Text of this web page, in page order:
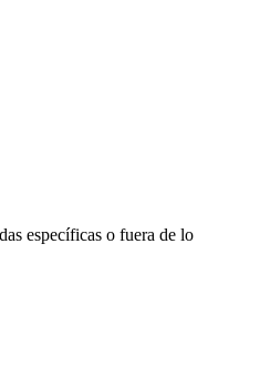
específicas o fuera de lo